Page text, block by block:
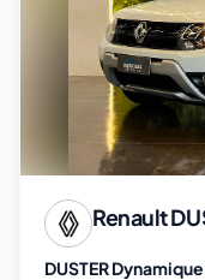
Renault
DUSTER